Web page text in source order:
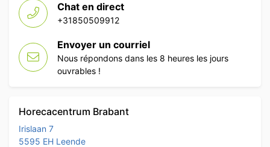
Chat en direct
+31850509912
Envoyer un courriel
Nous répondons dans les 8 heures les jours
ouvrables !
Horecacentrum Brabant
Irislaan 7
5595 EH Leende